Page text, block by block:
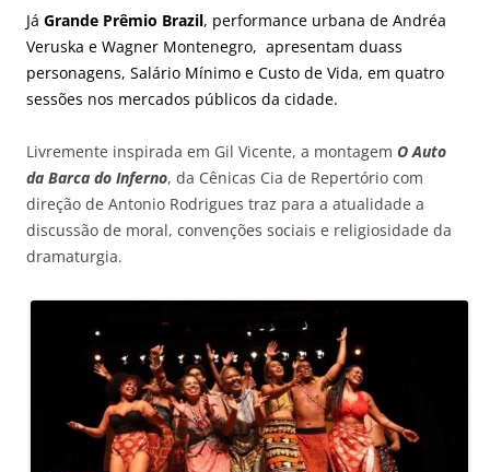
Já Grande Prêmio Brazil, performance urbana de Andréa
Veruska e Wagner Montenegro, apresentam duass
personagens, Salário Mínimo e Custo de Vida, em quatro
sessões nos mercados públicos da cidade.
Livremente inspirada em Gil Vicente, a montagem O Auto
da Barca do Inferno, da Cênicas Cia de Repertório com
direção de Antonio Rodrigues traz para a atualidade a
discussão de moral, convenções sociais e religiosidade da
dramaturgia.